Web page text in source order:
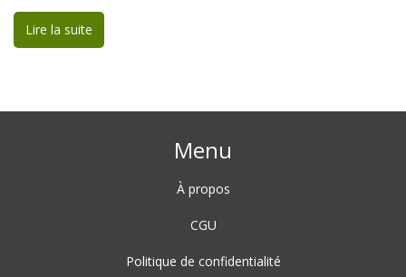
Lire la suite
Menu
À propos
CGU
Politique de confidentialité